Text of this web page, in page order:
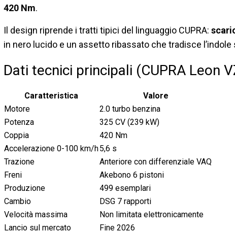
420 Nm.
Il design riprende i tratti tipici del linguaggio CUPRA:
in nero lucido e un assetto ribassato che tradisce l’indole
Dati tecnici principali (CUPRA Leon
Caratteristica
Valore
Motore
2.0 turbo benzina
Potenza
325 CV (239 kW)
Coppia
420 Nm
Accelerazione 0-100 km/h5,6 s
Trazione
Anteriore con differenziale VAQ
Freni
Akebono 6 pistoni
Produzione
499 esemplari
Cambio
DSG 7 rapporti
Velocità massima
Non limitata elettronicamente
Lancio sul mercato
Fine 2026